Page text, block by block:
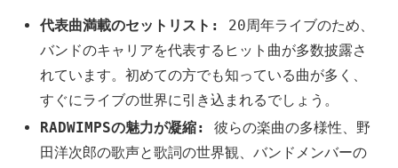
代表曲満載のセットリスト:
20周年ライブのため、
バンドのキャリアを代表するヒット曲が多数披露さ
れています。初めての方でも知っている曲が多く、
すぐにライブの世界に引き込まれるでしょう。
RADWIMPSの魅力が凝縮:
彼らの楽曲の多様性、野
田洋次郎の歌声と歌詞の世界観、バンドメンバーの